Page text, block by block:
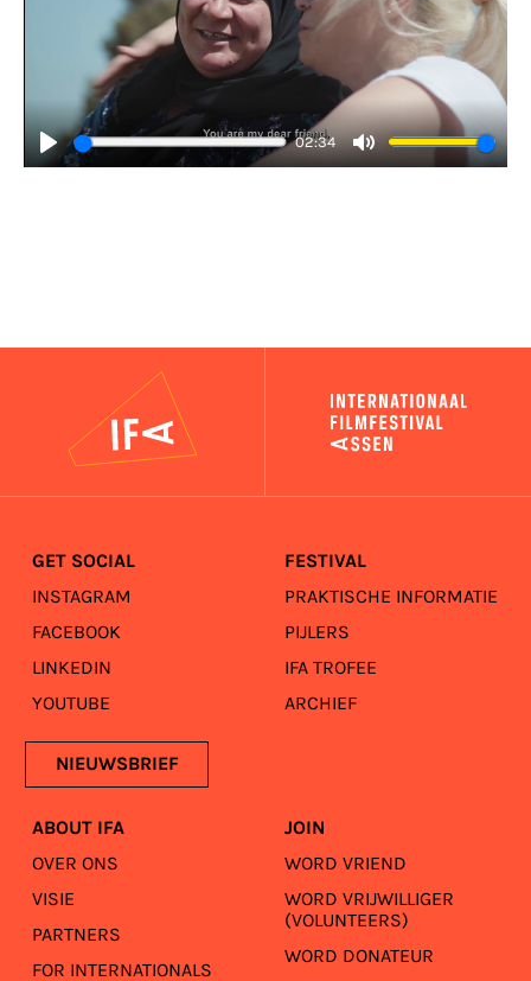
Play
02:34
Mute
GET SOCIAL
INSTAGRAM
FACEBOOK
LINKEDIN
YOUTUBE
NIEUWSBRIEF
FESTIVAL
PRAKTISCHE INFORMATIE
PIJLERS
IFA TROFEE
ARCHIEF
ABOUT IFA
OVER ONS
VISIE
PARTNERS
FOR INTERNATIONALS
JOIN
WORD VRIEND
WORD VRIJWILLIGER
(VOLUNTEERS)
WORD DONATEUR